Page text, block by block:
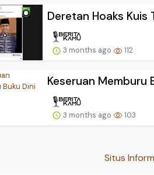
Deretan Hoaks Kuis
3 months ago 112
Keseruan Memburu
3 months ago 103
Situs